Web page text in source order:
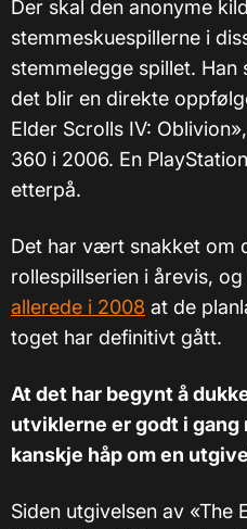
Der skal den anonyme
stemmeskuespillerne i
stemmelegge spillet.
det blir en direkte
Elder Scrolls IV:
360 i 2006. En
etterpå.
Det har vært snakket om
rollespillserien i årevis,
allerede i 2008 at de
toget har definitivt gått.
At det har begynt å
utviklerne er godt i gang
kanskje håp om en
Siden utgivelsen av «The